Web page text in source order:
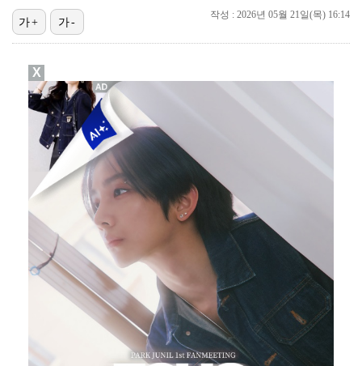
[ST포토] 스트레이 키즈, 빌보드의 남자들
[ST포토] 하츠투하츠 이안, 가요대전 공주
[ST포토] 필릭스, 분위기 남신
[ST포토] 라이즈, '사랑해요'
작성 : 2026년 05월 21일(목) 16:14
가+ 가-
X